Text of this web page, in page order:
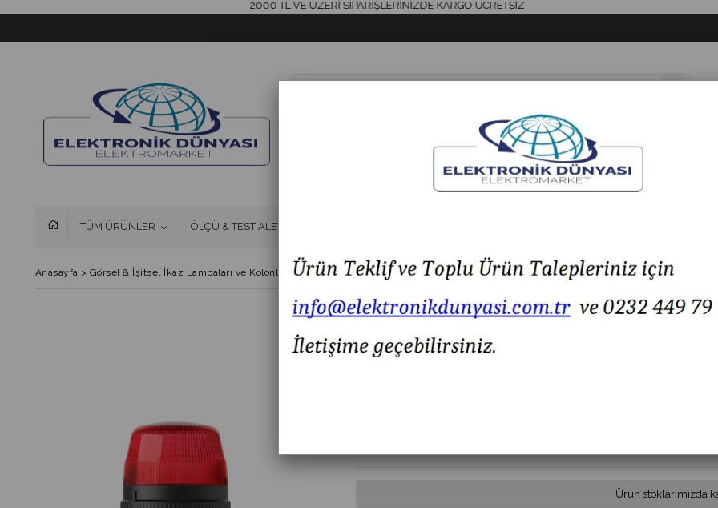
2000 TL VE ÜZERİ SİPARİŞLERİNİZDE KARGO ÜCRETSİZ
TÜM ÜRÜNLER ÖLÇÜ & TEST ALETLERİ
Anasayfa > Görsel & İşitsel İkaz Lambaları ve Kolonlar > MESAN MS 83036.1.12-24VAC/DC Ø70 LED Flaşörlü Siren
MESAN MS 83036.1.12-24VAC/DC Ø70 LED Flaşörlü
Ürün stoklarımızda